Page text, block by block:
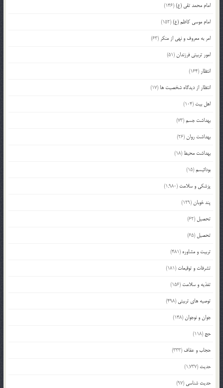
امام محمد تقی (ع)(146)
امام موسی کاظم (ع)(152)
امر به معروف و نهی از منکر (63)
امور تربیتی فرزندان(51)
انتظار (164)
انتظار از دیدگاه شخصیت ها (17)
اهل بیت (104)
بهداشت جسم(73)
بهداشت روان(26)
بهداشت محیط (18)
بودائیسم(15)
پزشکی و سلامت (1,980)
پند خوبان(129)
تحصیل (62)
تحصیل (65)
تربیت و مشاوره (481)
تشرفات و توقیعات (181)
تغذیه و سلامت (156)
توصیه های تربیتی (498)
جوان و نوجوان(148)
حج (118)
حجاب و عفاف (333)
حدیث (1,737)
حدیث شناسی (97)